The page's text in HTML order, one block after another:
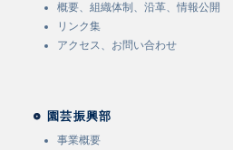
概要、組織体制、沿革、情報公開
リンク集
アクセス、お問い合わせ
園芸振興部
事業概要